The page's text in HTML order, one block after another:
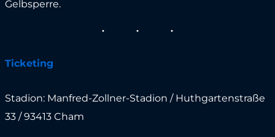
Gelbsperre.
Ticketing
Stadion: Manfred-Zollner-Stadion / Huthgartenstraße
33 / 93413 Cham